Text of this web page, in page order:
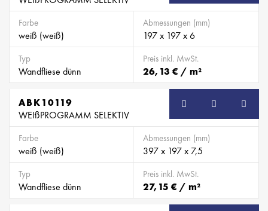
Farbe
weiß (weiß)
Abmessungen (mm)
197 x 197 x 6
Typ
Wandfliese dünn
Preis inkl. MwSt.
26,13 € / m²
ABK10119
WEIßPROGRAMM SELEKTIV
Farbe
weiß (weiß)
Abmessungen (mm)
397 x 197 x 7,5
Typ
Wandfliese dünn
Preis inkl. MwSt.
27,15 € / m²